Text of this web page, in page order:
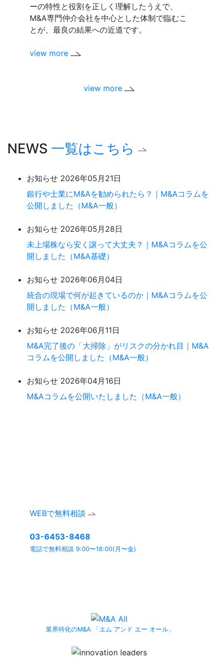
ーの特性と役割を正しく理解したうえで、
M&A専門仲介会社を中心とした体制で臨むこ
とが、最良の結果への近道です。
view more
view more
NEWS 一覧はこちら
お知らせ 2026年05月21日
銀行や士業にM&Aを勧められたら？｜M&Aコラムを
公開しました（M&A一般）
お知らせ 2026年05月28日
未上場株なら安く譲って大丈夫？｜M&Aコラムを公
開しました（M&A基礎）
お知らせ 2026年06月04日
統合の現場で何が起きているのか｜M&Aコラムを公
開しました（M&A一般）
お知らせ 2026年06月11日
M&A完了後の「大掃除」がリスクの分かれ目｜M&A
コラムを公開しました（M&A一般）
お知らせ 2026年04月16日
M&Aコラムを公開いたしました（M&A一般）
WEBで無料相談
03-6453-8468
電話で無料相談 9:00〜18:00(月〜金)
業界特化のM&A 「エム アンド エー オール」